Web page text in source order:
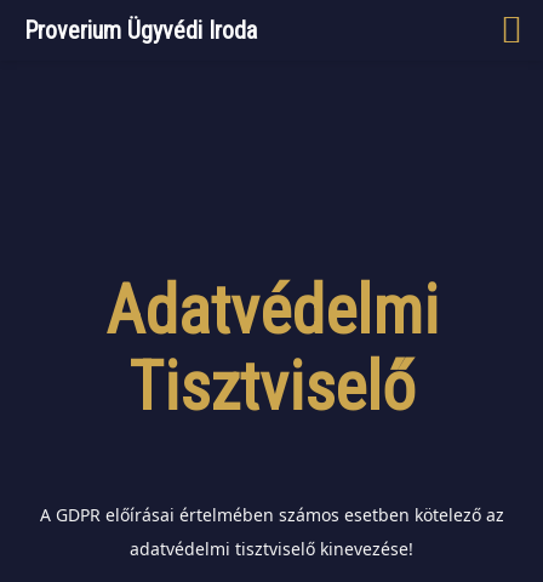
Adatvédelmi
Tisztviselő
A GDPR előírásai értelmében számos esetben kötelező az
adatvédelmi tisztviselő kinevezése!
Proverium Ügyvédi Iroda